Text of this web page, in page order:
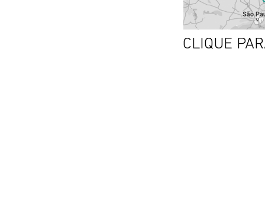
CLIQUE